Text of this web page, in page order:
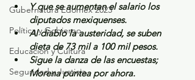
Gubernatura Edoméx 2023
Política y Gobierno
Educación y Cultura
Seguridad y Justicia
Y que se aumentan el salario los
diputados mexiquenses.
Al diablo la austeridad, se suben
dieta de 73 mil a 100 mil pesos.
Sigue la danza de las encuestas;
Morena puntea por ahora.